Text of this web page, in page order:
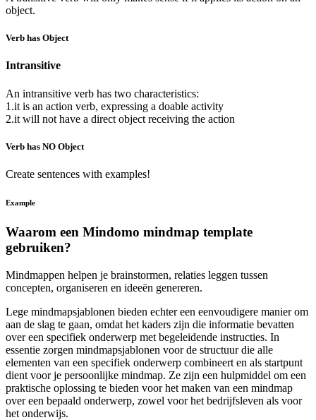
object.
Verb has Object
Intransitive
An intransitive verb has two characteristics:
1.it is an action verb, expressing a doable activity
2.it will not have a direct object receiving the action
Verb has NO Object
Create sentences with examples!
Example
Waarom een Mindomo mindmap template
gebruiken?
Mindmappen helpen je brainstormen, relaties leggen tussen
concepten, organiseren en ideeën genereren.
Lege mindmapsjablonen bieden echter een eenvoudigere manier om
aan de slag te gaan, omdat het kaders zijn die informatie bevatten
over een specifiek onderwerp met begeleidende instructies. In
essentie zorgen mindmapsjablonen voor de structuur die alle
elementen van een specifiek onderwerp combineert en als startpunt
dient voor je persoonlijke mindmap. Ze zijn een hulpmiddel om een
praktische oplossing te bieden voor het maken van een mindmap
over een bepaald onderwerp, zowel voor het bedrijfsleven als voor
het onderwijs.